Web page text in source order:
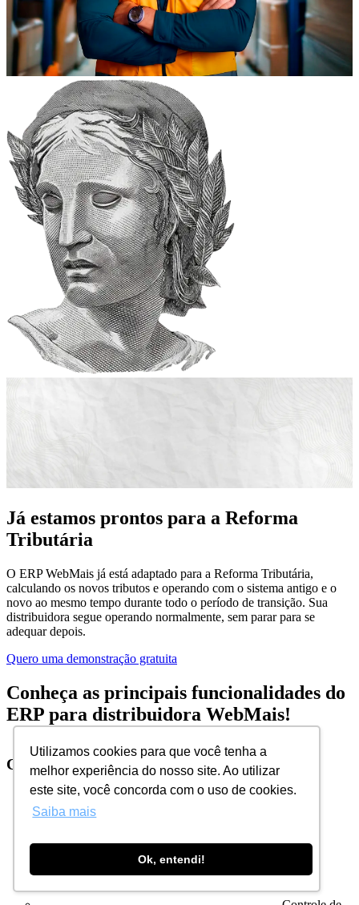
Utilizamos cookies para que você tenha a
melhor experiência do nosso site. Ao utilizar
este site, você concorda com o uso de cookies.
Saiba mais
Ok, entendi!
Já estamos prontos para a Reforma
Tributária
O ERP WebMais já está adaptado para a Reforma Tributária,
calculando os novos tributos e operando com o sistema antigo e o
novo ao mesmo tempo durante todo o período de transição. Sua
distribuidora segue operando normalmente, sem parar para se
adequar depois.
Quero uma demonstração gratuita
Conheça as principais funcionalidades do
ERP para distribuidora WebMais!
Controle de estoque